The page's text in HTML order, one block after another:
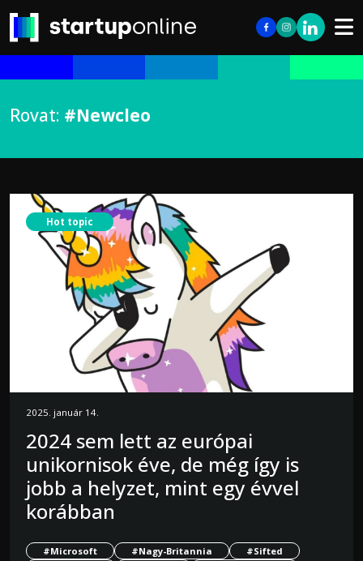
Rovat: #Newcleo
Hot topic
2025. január 14.
2024 sem lett az európai
unikornisok éve, de még így is
jobb a helyzet, mint egy évvel
korábban
#Microsoft #Nagy-Britannia
#Sifted